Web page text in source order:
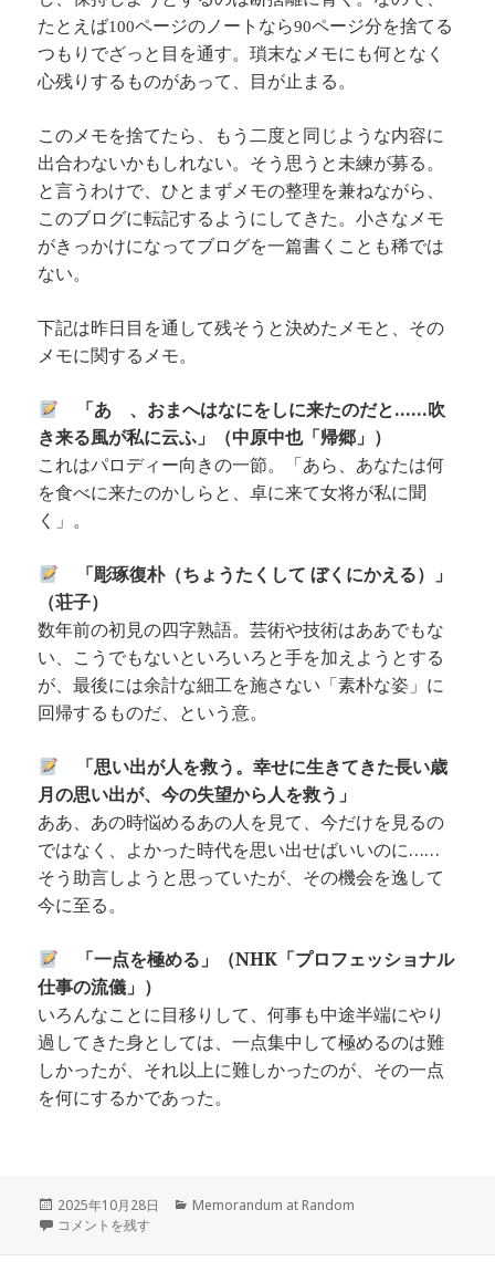
たとえば100ページのノートなら90ページ分を捨てる
つもりでざっと目を通す。瑣末なメモにも何となく
心残りするものがあって、目が止まる。
このメモを捨てたら、もう二度と同じような内容に
出合わないかもしれない。そう思うと未練が募る。
と言うわけで、ひとまずメモの整理を兼ねながら、
このブログに転記するようにしてきた。小さなメモ
がきっかけになってブログを一篇書くことも稀では
ない。
下記は昨日目を通して残そうと決めたメモと、その
メモに関するメモ。
「あゝ、おまへはなにをしに来たのだと……吹
き来る風が私に云ふ」（中原中也「帰郷」）
これはパロディー向きの一節。「あら、あなたは何
を食べに来たのかしらと、卓に来て女将が私に聞
く」。
「彫琢復朴（ちょうたくして ぼくにかえる）」
（荘子）
数年前の初見の四字熟語。芸術や技術はああでもな
い、こうでもないといろいろと手を加えようとする
が、最後には余計な細工を施さない「素朴な姿」に
回帰するものだ、という意。
「思い出が人を救う。幸せに生きてきた長い歳
月の思い出が、今の失望から人を救う」
ああ、あの時悩めるあの人を見て、今だけを見るの
ではなく、よかった時代を思い出せばいいのに……
そう助言しようと思っていたが、その機会を逸して
今に至る。
「一点を極める」（NHK「プロフェッショナル
仕事の流儀」）
いろんなことに目移りして、何事も中途半端にやり
過してきた身としては、一点集中して極めるのは難
しかったが、それ以上に難しかったのが、その一点
を何にするかであった。
投
稿
2025年10月28日
カ
Memorandum at Random
ノートの再読・整理・処分 に
コメントを残す